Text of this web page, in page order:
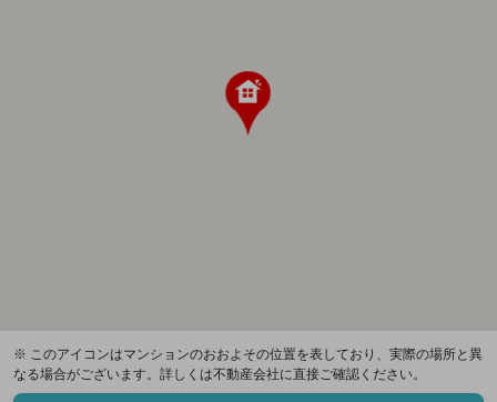
※ このアイコンはマンションのおおよその位置を表しており、実際の場所と異
なる場合がございます。詳しくは不動産会社に直接ご確認ください。